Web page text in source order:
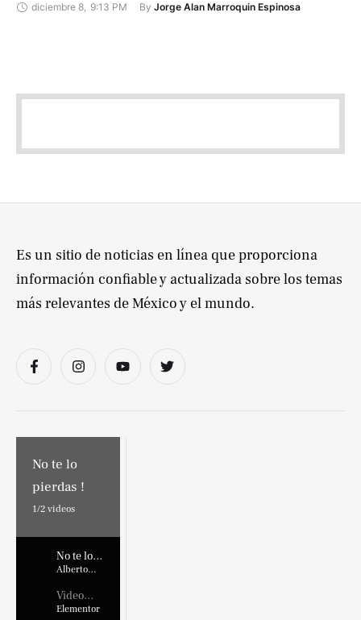
diciembre 8, 9:13 PM By Jorge Alan Marroquin Espinosa
No te lo
pierdas !
1/2 videos
No te lo
pierdas !
Alberto
Video
Placehold
Elementor
Es un sitio de noticias en línea que proporciona
información confiable y actualizada sobre los temas
más relevantes de México y el mundo.